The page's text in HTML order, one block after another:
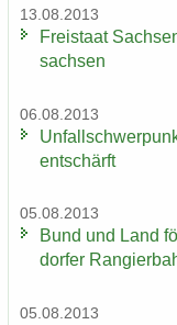
13.08.2013
Frei­staat
sach­sen
06.08.2013
ent­schärft
05.08.2013
Bund und Land
dor­fer
05.08.2013